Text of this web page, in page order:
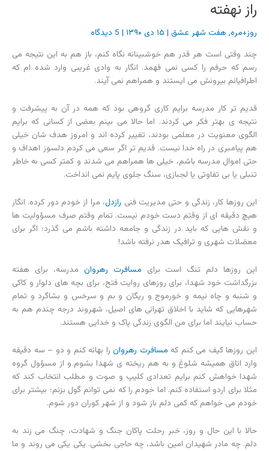
راز نهفته
روز+مره, هفت شهر عشق | ۱۵ دی ۱۳۹۰ | 5 دیدگاه
چند وقتی است هر قدر هم خوشبینانه نگاه کنم، باز هم به این نتیجه می
رسم که حرفم را کسی نمی فهمد. انگار به وادی غریبی وارد شده ام که
اطرافیانم بیرونش می ایستند و همراهم نمی آیند.
قدیم تر کار مدرسه برایم کاری گروهی بود که همه در آن به پیشرفت و
نتیجه ی بهتر فکر می کردند. اما حالا می بینم بعضی از کسانی که برایم
الگوی معنویت در معلمی بودند، تغییر کرده اند و امروز هدف شان خیلی
هم پیامبری در راه خدا نیست. قدیم تر اگر سعی می کردم دلسوز اهداف و
حتی اموال مدرسه باشم، خیلی ها همراهم می شدند و کمتر کسی به خاطر
تنبلی یا بی تفاوتی یا لجبازی، سنگ جلوی پایم نمی انداخت.
این روزها کار، زندگی و حتی مدیریت فنی رازدل، مرا از خودم دور کرده. انگار
هیچ دقیقه ای از وقتم دست خودم نیست. تمام وقتم صرف مسؤولیت ها
و نقش هایی که باید در زندگی و جامعه داشته باشم می گذرد؛ اگر برای
معضلات شهری و ترافیک هدر نرفته باشد!
این روزها دلم تنگ است برای مسافرت رهروان مدرسه، برای هفته
بزرگداشت خود شهدا، برای روزهای روایت فتح، برای بچه های دلوار و کاکی
و شنبه و چاه نیمه و خورموج و ریگان و بم و سرخس و بشاگرد و تمام
شهرهایی که شاید با اخلاق تهرانی های اصیل، شهروند درجه چندم هم به
حساب نیایند اما برای من الگوی زندگی پاک و خدایی هستند.
این روزها کیف می کنم که مسافرت رهروانرا بهانه کنم و دو – سه دقیقه
وارد اتاق همیشه شلوغ و به هم ریخته ی شهدا بشوم و از مسؤول گروه
شهدا خواهش کنم برایم تعدادی کلیپ و صوت و مطلب انتخاب کند که
مثلا برای اردو استفاده کنم. اما خودم را که نمی توانم گول بزنم؛ بیشتر برای
خودم می خواهم که کمی دلم باز شود و از شهر کوران دور شوم.
حالا با این حال و روز، خبر رحلت پاکان جنگ و شهادت، چنگ می زند به
دلم. چه مادر شهیدان امین باشد، چه حاجی بخشی. یکی یکی می روند و ما